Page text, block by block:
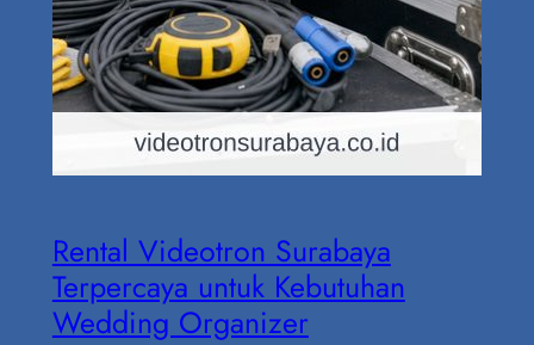
Rental Videotron Surabaya
Terpercaya untuk Kebutuhan
Wedding Organizer